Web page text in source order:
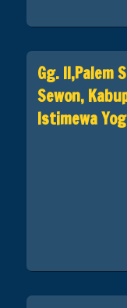
Gg. II,Palem
Sewon,
Istimewa